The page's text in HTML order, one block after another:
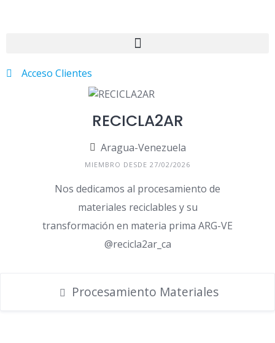
Acceso Clientes
RECICLA2AR
Aragua-Venezuela
MIEMBRO DESDE 27/02/2026
Nos dedicamos al procesamiento de
materiales reciclables y su
transformación en materia prima ARG-VE
@recicla2ar_ca
Procesamiento Materiales